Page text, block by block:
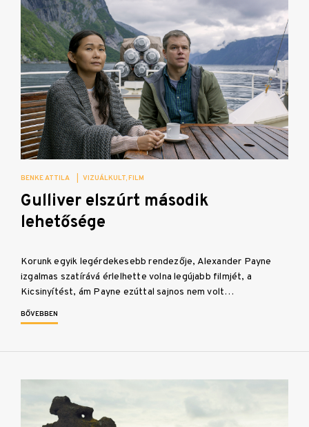
BENKE ATTILA VIZUÁLKULT FILM
Gulliver elszúrt második
lehetősége
Korunk egyik legérdekesebb rendezője, Alexander Payne
izgalmas szatírává érlelhette volna legújabb filmjét, a
Kicsinyítést, ám Payne ezúttal sajnos nem volt…
BŐVEBBEN